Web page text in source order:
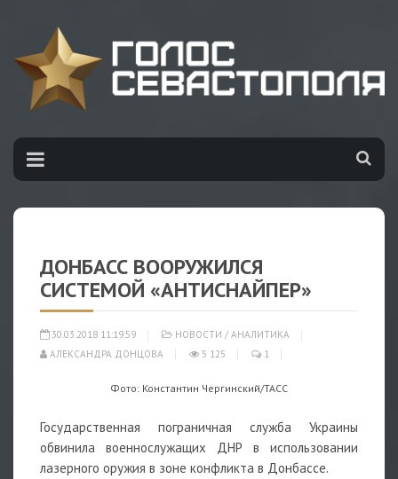
ДОНБАСС ВООРУЖИЛСЯ
СИСТЕМОЙ «АНТИСНАЙПЕР»
30.03.2018 11:19:59 НОВОСТИ / АНАЛИТИКА
АЛЕКСАНДРА ДОНЦОВА
5 125 1
Фото: Константин Чергинский/ТАСС
Государственная пограничная служба Украины
обвинила военнослужащих ДНР в использовании
лазерного оружия в зоне конфликта в Донбассе.